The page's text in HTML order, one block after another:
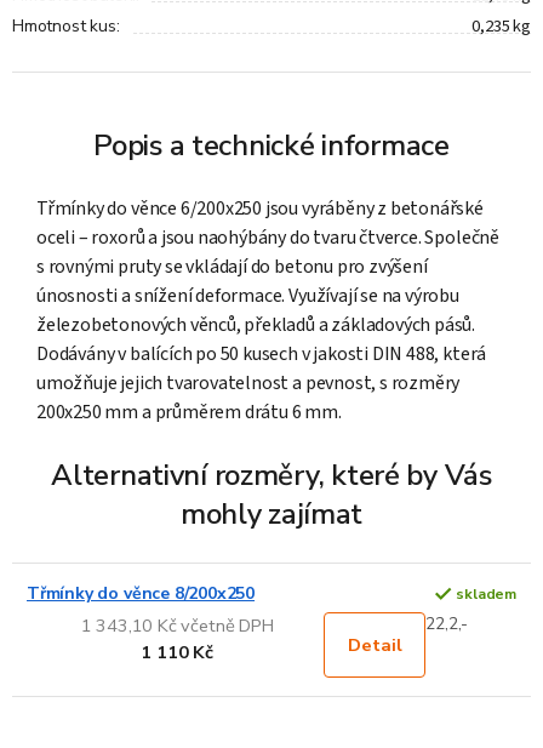
Hmotnost kus: 0,235 kg
Popis a technické informace
Třmínky do věnce 6/200x250 jsou vyráběny z betonářské
oceli – roxorů a jsou naohýbány do tvaru čtverce. Společně
s rovnými pruty se vkládají do betonu pro zvýšení
únosnosti a snížení deformace. Využívají se na výrobu
železobetonových věnců, překladů a základových pásů.
Dodávány v balících po 50 kusech v jakosti DIN 488, která
umožňuje jejich tvarovatelnost a pevnost, s rozměry
200x250 mm a průměrem drátu 6 mm.
Alternativní rozměry, které by Vás
mohly zajímat
Třmínky do věnce 8/200x250 skladem
1 343,10 Kč včetně DPH
1 110 Kč
Detail
22,2,-